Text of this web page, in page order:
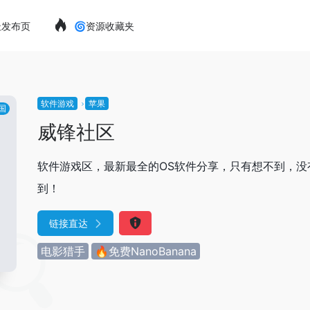
布页 🌀资源收藏夹
软件游戏 苹果
威锋社区
软件游戏区，最新最全的OS软件分享，只有想不到，
到！
链接直达
电影猎手 🔥免费NanoBanana